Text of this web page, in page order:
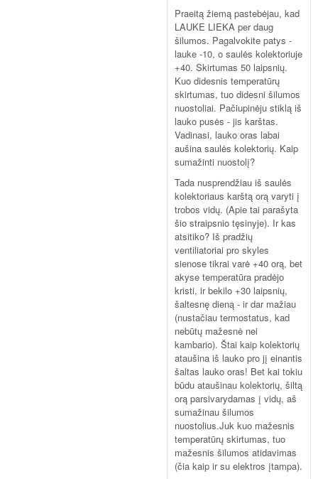
Praeitą žiemą pastebėjau, kad
LAUKE LIEKA per daug
šilumos. Pagalvokite patys -
lauke -10, o saulės kolektoriuje
+40. Skirtumas 50 laipsnių.
Kuo didesnis temperatūrų
skirtumas, tuo didesni šilumos
nuostoliai. Pačiupinėju stiklą iš
lauko pusės - jis karštas.
Vadinasi, lauko oras labai
aušina saulės kolektorių. Kaip
sumažinti nuostolį?
Tada nusprendžiau iš saulės
kolektoriaus karštą orą varyti į
trobos vidų. (Apie tai parašyta
šio straipsnio tęsinyje). Ir kas
atsitiko? Iš pradžių
ventiliatoriai pro skyles
sienose tikrai varė +40 orą, bet
akyse temperatūra pradėjo
kristi, ir bekilo +30 laipsnių,
šaltesnę dieną - ir dar mažiau
(nustačiau termostatus, kad
nebūtų mažesnė nei
kambario). Štai kaip kolektorių
ataušina iš lauko pro jį einantis
šaltas lauko oras! Bet kai tokiu
būdu ataušinau kolektorių, šiltą
orą parsivarydamas į vidų, aš
sumažinau šilumos
nuostolius.Juk kuo mažesnis
temperatūrų skirtumas, tuo
mažesnis šilumos atidavimas
(čia kaip ir su elektros įtampa).